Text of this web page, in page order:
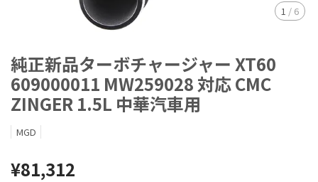
1 / 6
純正新品ターボチャージャー XT60
609000011 MW259028 対応 CMC
ZINGER 1.5L 中華汽車用
MGD
¥81,312